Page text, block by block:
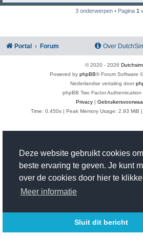
Deze website gebruikt cookies
beste ervaring te geven. Je kunt
over de cookies door hier te
Meer informatie
Sluit dit bericht
3 onderwerpen • Pagina 1
Portal Forum Over
© 2020 - 2026
Powered by phpBB® Forum Software
Nederlandse vertaling door
phpBB Two Factor
Privacy |
Time: 0.450s | Peak Memory Usage: 2.93 MiB